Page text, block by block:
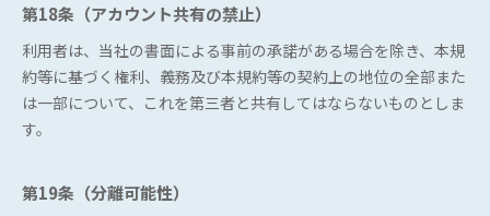
第18条（アカウント共有の禁止）
利用者は、当社の書面による事前の承諾がある場合を除き、本規
約等に基づく権利、義務及び本規約等の契約上の地位の全部また
は一部について、これを第三者と共有してはならないものとしま
す。
第19条（分離可能性）